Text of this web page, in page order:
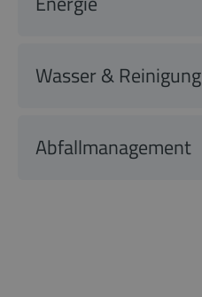
Wasser & Reinigung
Abfallmanagement